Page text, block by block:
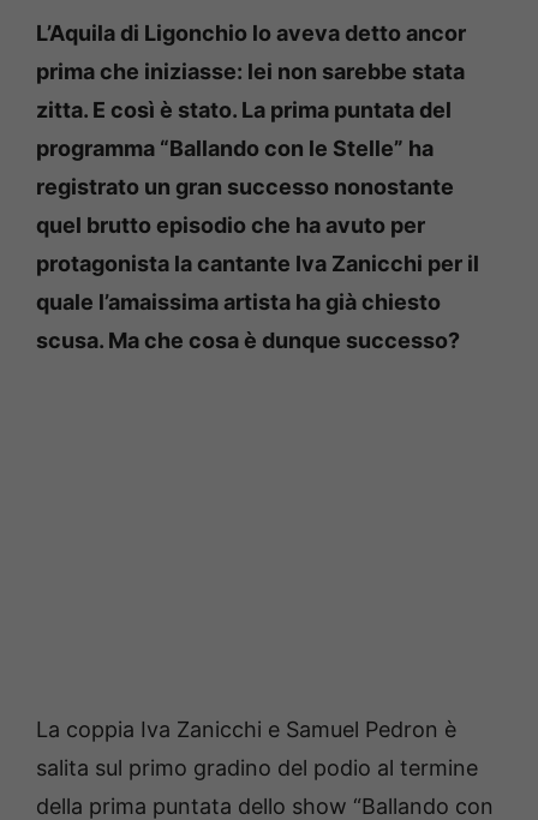
L’Aquila di Ligonchio lo aveva detto ancor
prima che iniziasse: lei non sarebbe stata
zitta. E così è stato. La prima puntata del
programma “Ballando con le Stelle” ha
registrato un gran successo nonostante
quel brutto episodio che ha avuto per
protagonista la cantante Iva Zanicchi per il
quale l’amaissima artista ha già chiesto
scusa. Ma che cosa è dunque successo?
La coppia Iva Zanicchi e Samuel Pedron è
salita sul primo gradino del podio al termine
della prima puntata dello show “Ballando con